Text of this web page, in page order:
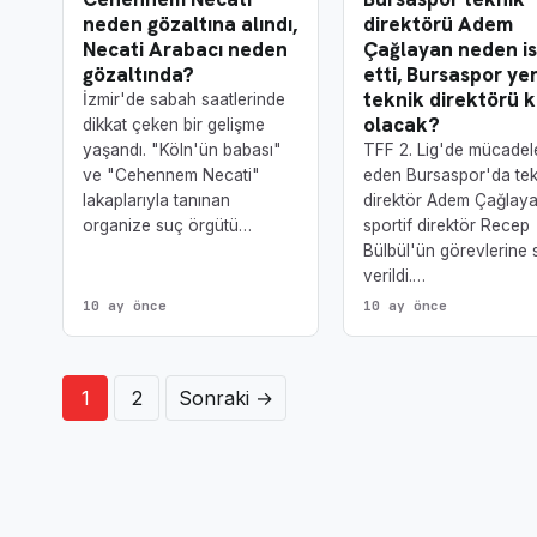
neden gözaltına alındı,
Necati Arabacı neden
gözaltında?
İzmir'de sabah saatlerinde
dikkat çeken bir gelişme
yaşandı. "Köln'ün babası"
ve "Cehennem Necati"
lakaplarıyla tanınan
organize suç örgütü…
10 ay önce
direktörü Adem
Çağlayan neden
etti, Bursaspor
teknik direktörü
olacak?
TFF 2. Lig'de
eden Bursaspor'da
direktör Adem
sportif direktör Recep
Bülbül'ün görevlerine
verildi.…
10 ay önce
Yazı sayfalandırması
1 2 Sonraki →